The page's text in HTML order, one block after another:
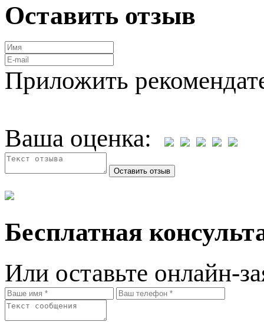
Оставить отзыв
Приложить
Ваша оценка:
Бесплатная
Или оставьте онлайн-